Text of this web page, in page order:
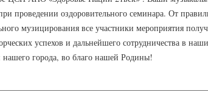
проведении оздоровительного семинара. От
музицирования все участники мероприятия
успехов и дальнейшего сотрудничества в
нашего города, во благо нашей Родины!